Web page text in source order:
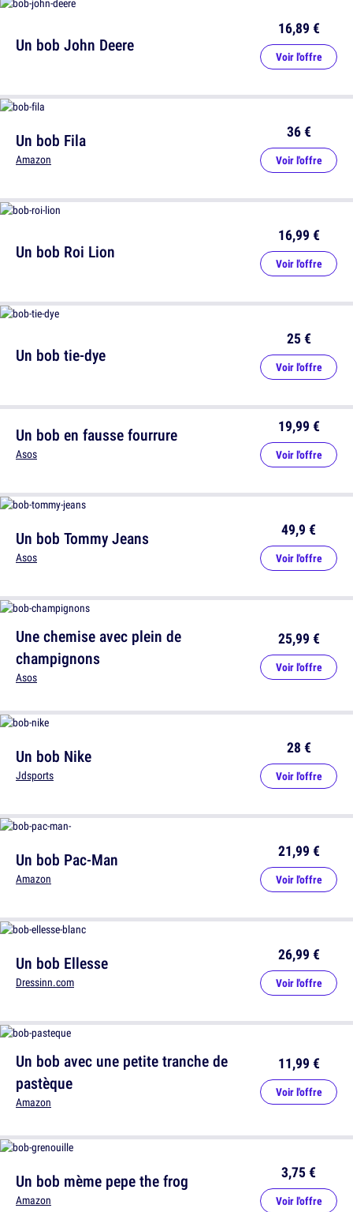
Un bob John Deere
16,89 €
Voir l'offre
Un bob Roi Lion
16,99 €
Voir l'offre
Un bob en fausse fourrure
Asos
19,99 €
Voir l'offre
Une chemise avec plein de
champignons
Asos
25,99 €
Voir l'offre
Un bob Pac-Man
Amazon
21,99 €
Voir l'offre
Un bob avec une petite tranche de
pastèque
Amazon
11,99 €
Voir l'offre
Un bob Fila
Amazon
36 €
Voir l'offre
Un bob tie-dye
25 €
Voir l'offre
Un bob Tommy Jeans
Asos
49,9 €
Voir l'offre
Un bob Nike
Jdsports
28 €
Voir l'offre
Un bob Ellesse
Dressinn.com
26,99 €
Voir l'offre
Un bob mème pepe the frog
Amazon
3,75 €
Voir l'offre